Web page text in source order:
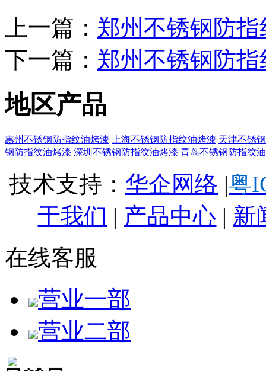
上一篇： 郑州不锈钢防指
下一篇： 郑州不锈钢防
地区产品
惠州不锈钢防指纹油烤漆 上海不锈钢防指纹油烤漆 天津不锈
钢防指纹油烤漆 深圳不锈钢防指纹油烤漆 青岛不锈钢防指纹
技术支持： 华企网络 |粤
于我们 | 产品中心 | 新
在线客服
营业一部
营业二部